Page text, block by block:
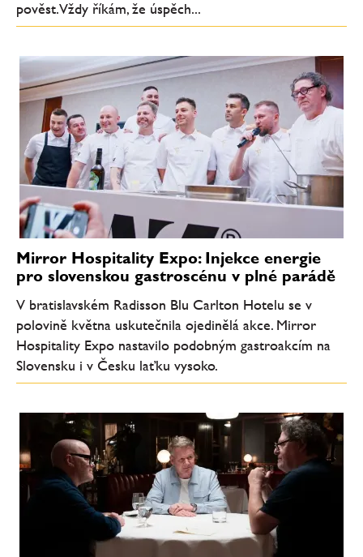
pověst. Vždy říkám, že úspěch...
Mirror Hospitality Expo: Injekce energie
pro slovenskou gastroscénu v plné parádě
V bratislavském Radisson Blu Carlton Hotelu se v
polovině května uskutečnila ojedinělá akce. Mirror
Hospitality Expo nastavilo podobným gastroakcím na
Slovensku i v Česku laťku vysoko.